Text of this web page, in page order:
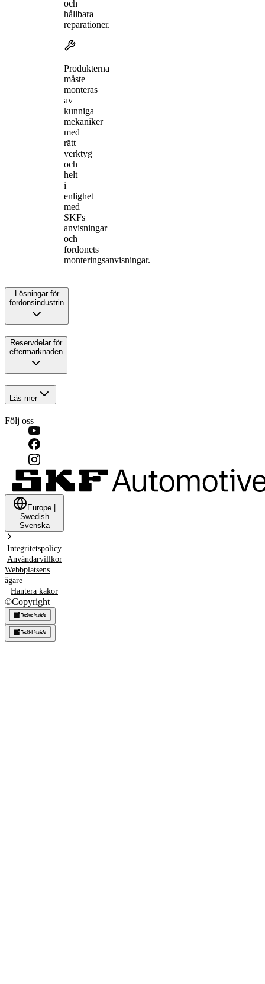
och
hållbara
reparationer.
Produkterna
måste
monteras
av
kunniga
mekaniker
med
rätt
verktyg
och
helt
i
enlighet
med
SKFs
anvisningar
och
fordonets
monteringsanvisningar.
Lösningar för
fordonsindustrin
Reservdelar för
eftermarknaden
Läs mer
Följ oss
Europe
Swedish
Svenska
Integritetspolicy
Användarvillkor
Webbplatsens
ägare
Hantera kakor
©Copyright